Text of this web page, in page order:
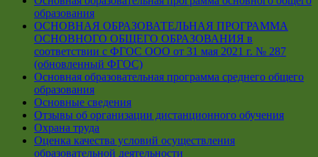
образования
ОСНОВНАЯ ОБРАЗОВАТЕЛЬНАЯ ПРОГРАММА
ОСНОВНОГО ОБЩЕГО ОБРАЗОВАНИЯ в
соответствии с ФГОС ООО от 31 мая 2021 г. № 287
(обновленный ФГОС)
Основная образовательная программа среднего общего
образования
Основные сведения
Отзывы об организации дистанционного обучения
Охрана труда
Оценка качества условий осуществления
образовательной деятельности